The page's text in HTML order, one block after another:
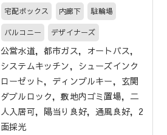
宅配ボックス 内廊下 駐輪場
バルコニー デザイナーズ
公営水道，都市ガス，オートバス，
システムキッチン，シューズインク
ローゼット，ディンプルキー，玄関
ダブルロック，敷地内ゴミ置場，二
人入居可，陽当り良好，通風良好，2
面採光